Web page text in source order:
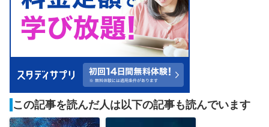
この記事を読んだ人は以下の記事も読んでいます